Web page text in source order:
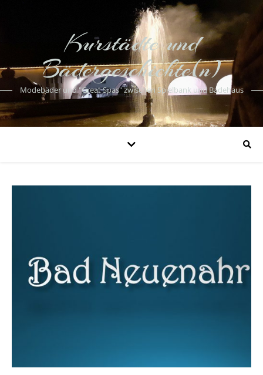
Kurstädte und
Bädergeschichte(n)
Modebäder und "Great Spas" zwischen Spielbank und Badehaus